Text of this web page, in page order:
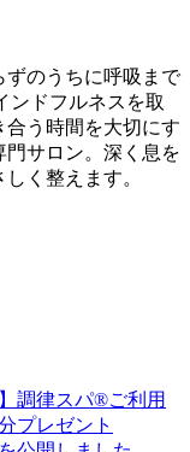
ずのうちに呼吸まで
ンドフルネスを取
合う時間を大切にす
門サロン。深く息を
く整えます。
調律スパ®ご利用
プレゼント